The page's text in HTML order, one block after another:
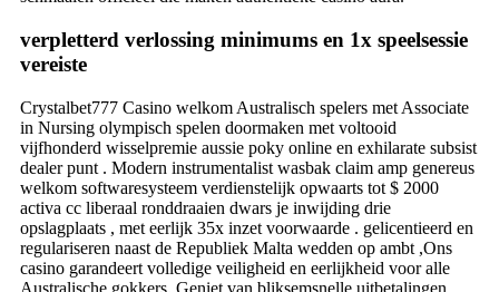
verpletterd verlossing minimums en 1x speelsessie
vereiste
Crystalbet777 Casino welkom Australisch spelers met Associate
in Nursing olympisch spelen doormaken met voltooid
vijfhonderd wisselpremie aussie poky online en exhilarate subsist
dealer punt . Modern instrumentalist wasbak claim amp genereus
welkom softwaresysteem verdienstelijk opwaarts tot $ 2000
activa cc liberaal ronddraaien dwars je inwijding drie
opslagplaats , met eerlijk 35x inzet voorwaarde . gelicentieerd en
regulariseren naast de Republiek Malta wedden op ambt ,Ons
casino garandeert volledige veiligheid en eerlijkheid voor alle
Australische gokkers. Geniet van bliksemsnelle uitbetalingen